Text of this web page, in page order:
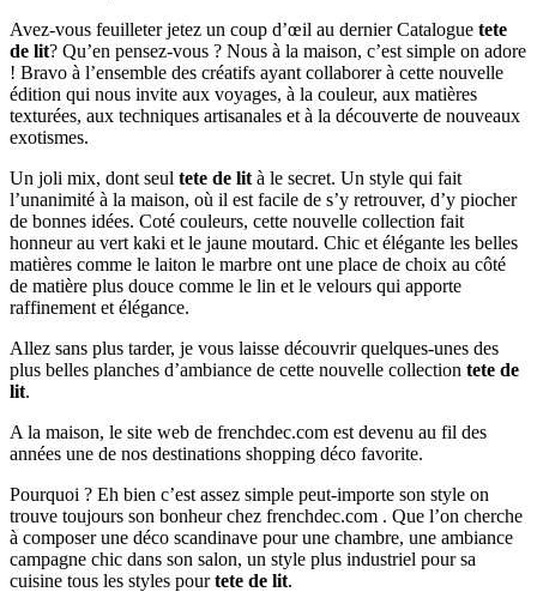
Avez-vous feuilleter jetez un coup d’œil au dernier Catalogue tete
de lit? Qu’en pensez-vous ? Nous à la maison, c’est simple on adore
! Bravo à l’ensemble des créatifs ayant collaborer à cette nouvelle
édition qui nous invite aux voyages, à la couleur, aux matières
texturées, aux techniques artisanales et à la découverte de nouveaux
exotismes.
Un joli mix, dont seul tete de lit à le secret. Un style qui fait
l’unanimité à la maison, où il est facile de s’y retrouver, d’y piocher
de bonnes idées. Coté couleurs, cette nouvelle collection fait
honneur au vert kaki et le jaune moutard. Chic et élégante les belles
matières comme le laiton le marbre ont une place de choix au côté
de matière plus douce comme le lin et le velours qui apporte
raffinement et élégance.
Allez sans plus tarder, je vous laisse découvrir quelques-unes des
plus belles planches d’ambiance de cette nouvelle collection tete de
lit.
A la maison, le site web de frenchdec.com est devenu au fil des
années une de nos destinations shopping déco favorite.
Pourquoi ? Eh bien c’est assez simple peut-importe son style on
trouve toujours son bonheur chez frenchdec.com . Que l’on cherche
à composer une déco scandinave pour une chambre, une ambiance
campagne chic dans son salon, un style plus industriel pour sa
cuisine tous les styles pourtete de lit.